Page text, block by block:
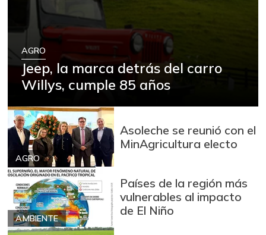
AGRO
Jeep, la marca detrás del carro
Willys, cumple 85 años
AGRO
Asoleche se reunió con el
MinAgricultura electo
AMBIENTE
Países de la región más
vulnerables al impacto
de El Niño